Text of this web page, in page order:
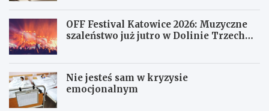
OFF Festival Katowice 2026: Muzyczne
szaleństwo już jutro w Dolinie Trzech
Nie jesteś sam w kryzysie
emocjonalnym